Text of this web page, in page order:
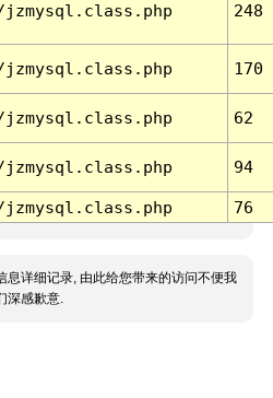
248
170
62
94
76
息详细记录, 由此给您带来的访问不便我
深感歉意.